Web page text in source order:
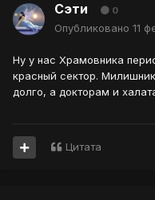
Сэти 0
Опубликовано 11
Ну у нас Храмовника
красный сектор.
долго, а докторам и
Цитата